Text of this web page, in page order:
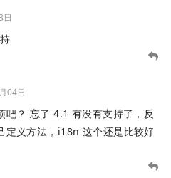
日
04日
吧？ 忘了 4.1 有没有支持了，反
定义方法，i18n 这个还是比较好